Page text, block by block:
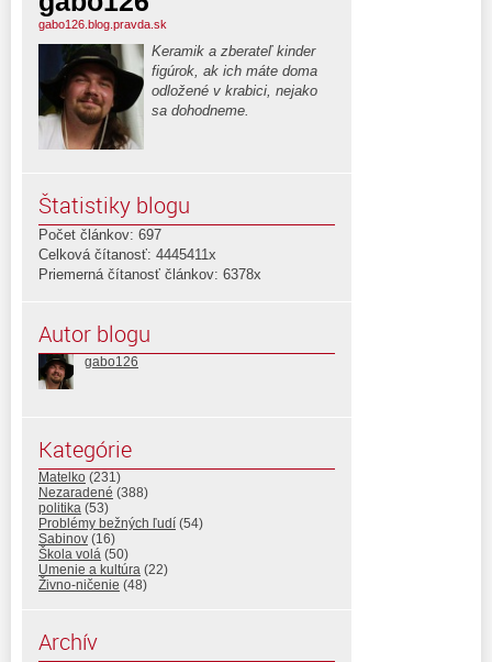
gabo126.blog.pravda.sk
Keramik a zberateľ kinder
figúrok, ak ich máte doma
odložené v krabici, nejako
sa dohodneme.
Štatistiky blogu
Počet článkov: 697
Celková čítanosť: 4445411x
Priemerná čítanosť článkov: 6378x
Autor blogu
gabo126
Kategórie
Matelko (231)
Nezaradené (388)
politika (53)
Problémy bežných ľudí (54)
Sabinov (16)
Škola volá (50)
Umenie a kultúra (22)
Živno-ničenie (48)
Archív